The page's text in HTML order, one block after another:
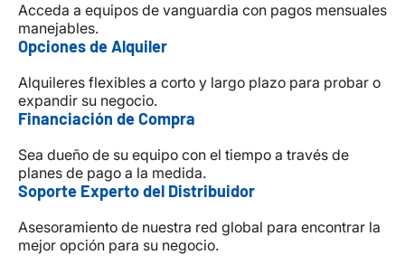
Acceda a equipos de vanguardia con pagos mensuales
manejables.
Opciones de Alquiler
Alquileres flexibles a corto y largo plazo para probar o
expandir su negocio.
Financiación de Compra
Sea dueño de su equipo con el tiempo a través de
planes de pago a la medida.
Soporte Experto del Distribuidor
Asesoramiento de nuestra red global para encontrar la
mejor opción para su negocio.